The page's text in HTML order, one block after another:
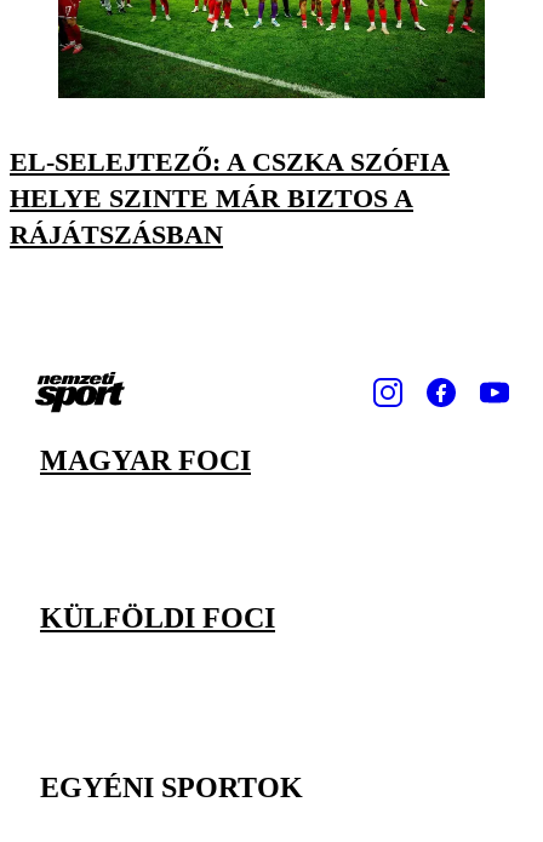
EL-SELEJTEZŐ: A CSZKA SZÓFIA
HELYE SZINTE MÁR BIZTOS A
RÁJÁTSZÁSBAN
MAGYAR FOCI
KÜLFÖLDI FOCI
EGYÉNI SPORTOK